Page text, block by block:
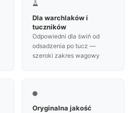

Dla warchlaków i
tuczników
Odpowiedni dla świń od
odsadzenia po tucz —
szeroki zakres wagowy

Oryginalna jakość